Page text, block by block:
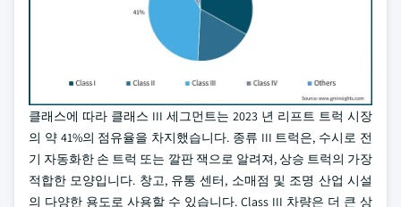
클래스에 따라 클래스 III 세그먼트는 2023 년 리프트 트럭 시장
의 약 41%의 점유율을 차지했습니다. 종류 III 트럭은, 수시로 전
기 자동화한 손 트럭 또는 깔판 잭으로 알려져, 상승 트럭의 가장
적합한 모양입니다. 창고, 유통 센터, 소매점 및 조명 산업 시설
의 다양한 용도로 사용할 수 있습니다. Class III 차량은 더 큰 상